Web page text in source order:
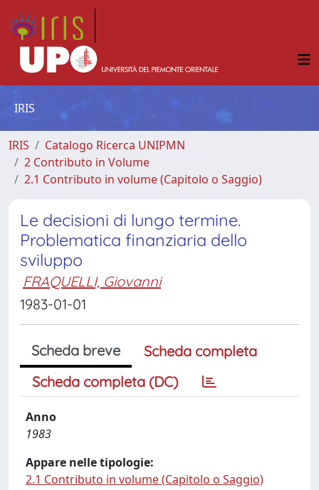
IRIS
IRIS
Catalogo Ricerca UNIPMN
2 Contributo in Volume
2.1 Contributo in volume (Capitolo o Saggio)
Le decisioni di lungo termine.
Problematica finanziaria dello
sviluppo
FRAQUELLI, Giovanni
1983-01-01
Scheda breve
Scheda completa
Scheda completa (DC)
Anno
1983
Appare nelle tipologie:
2.1 Contributo in volume (Capitolo o Saggio)